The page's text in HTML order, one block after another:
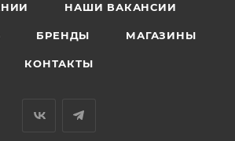
НАШИ ВАКАНСИИ
БРЕНДЫ МАГАЗИНЫ
КОНТАКТЫ